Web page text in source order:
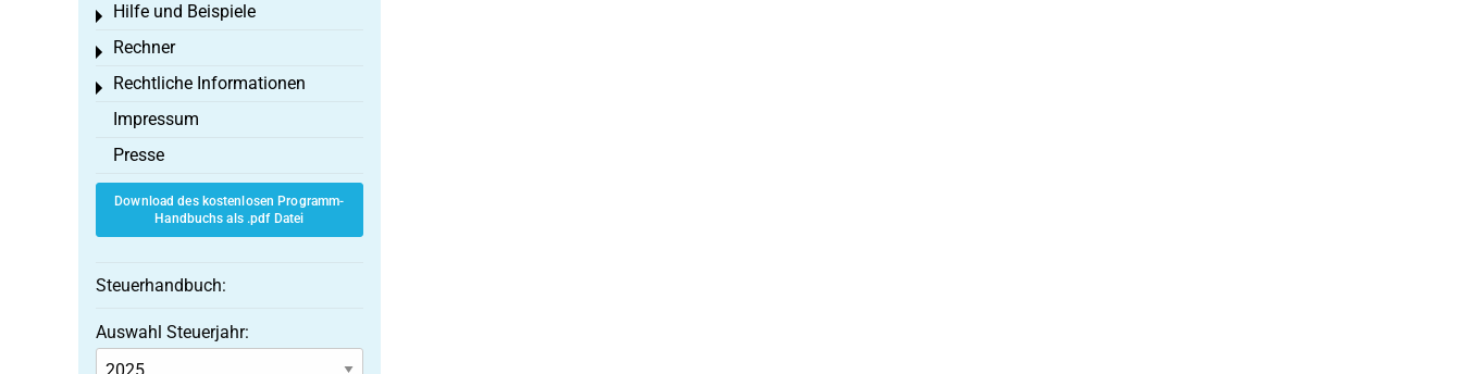
Hilfe und Beispiele
Toggle menu
Rechner
Toggle menu
Rechtliche Informationen
Toggle menu
Impressum
Presse
Download des kostenlosen Programm-
Handbuchs als .pdf Datei
Steuerhandbuch:
Auswahl Steuerjahr: